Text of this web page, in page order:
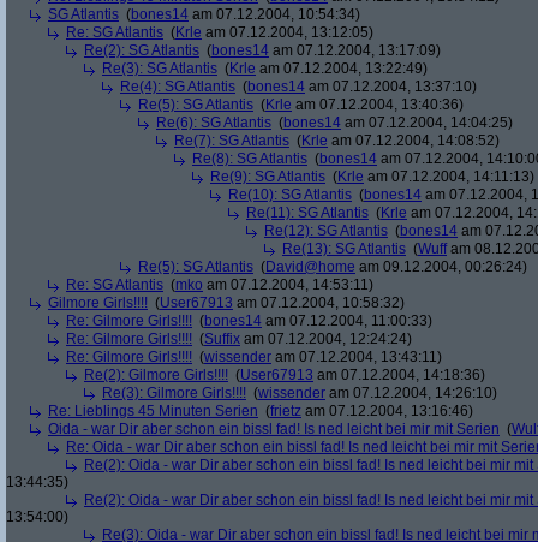
SG Atlantis (bones14 am 07.12.2004, 10:54:34)
Re: SG Atlantis (Krle am 07.12.2004, 13:12:05)
Re(2): SG Atlantis (bones14 am 07.12.2004, 13:17:09)
Re(3): SG Atlantis (Krle am 07.12.2004, 13:22:49)
Re(4): SG Atlantis (bones14 am 07.12.2004, 13:37:10)
Re(5): SG Atlantis (Krle am 07.12.2004, 13:40:36)
Re(6): SG Atlantis (bones14 am 07.12.2004, 14:04:25)
Re(7): SG Atlantis (Krle am 07.12.2004, 14:08:52)
Re(8): SG Atlantis (bones14 am 07.12.2004,
Re(9): SG Atlantis (Krle am 07.12.2004, 14:11:13)
Re(10): SG Atlantis (bones14 am 07.12.2004,
Re(11): SG Atlantis (Krle am 07.12.2004,
Re(12): SG Atlantis (bones14 am
Re(13): SG Atlantis (Wuffam
Re(5): SG Atlantis (David@home am 09.12.2004, 00:26:24)
Re: SG Atlantis (mko am 07.12.2004, 14:53:11)
Gilmore Girls!!!! (User67913 am 07.12.2004, 10:58:32)
Re: Gilmore Girls!!!! (bones14 am 07.12.2004, 11:00:33)
Re: Gilmore Girls!!!! (Suffix am 07.12.2004, 12:24:24)
Re: Gilmore Girls!!!! (wissender am 07.12.2004, 13:43:11)
Re(2): Gilmore Girls!!!! (User67913 am 07.12.2004, 14:18:36)
Re(3): Gilmore Girls!!!! (wissender am 07.12.2004, 14:26:10)
Re: Lieblings 45 Minuten Serien (frietz am 07.12.2004, 13:16:46)
Oida - war Dir aber schon ein bissl fad! Is ned leicht bei mir mit Serien (
Re: Oida - war Dir aber schon ein bissl fad! Is ned leicht bei mir mit
Re(2): Oida - war Dir aber schon ein bissl fad! Is ned leicht bei mir mit
13:44:35)
Re(2): Oida - war Dir aber schon ein bissl fad! Is ned leicht bei mir mit
13:54:00)
Re(3): Oida - war Dir aber schon ein bissl fad! Is ned leicht bei mir